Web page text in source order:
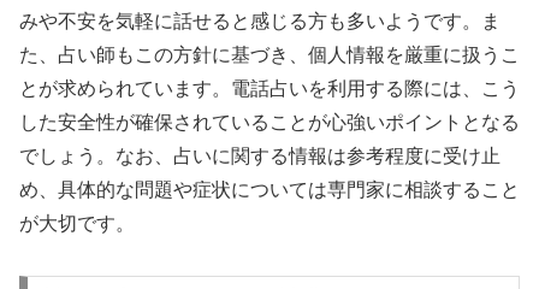
みや不安を気軽に話せると感じる方も多いようです。ま
た、占い師もこの方針に基づき、個人情報を厳重に扱うこ
とが求められています。電話占いを利用する際には、こう
した安全性が確保されていることが心強いポイントとなる
でしょう。なお、占いに関する情報は参考程度に受け止
め、具体的な問題や症状については専門家に相談すること
が大切です。